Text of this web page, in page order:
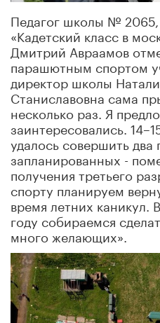
Педагог школы № 2065,
«Кадетский класс в
Дмитрий Авраамов
парашютным спортом
директор школы
Станиславовна сама
несколько раз. Я
заинтересовались.
удалось совершить два
запланированных -
получения третьего
спорту планируем
время летних
году собираемся
много желающих».